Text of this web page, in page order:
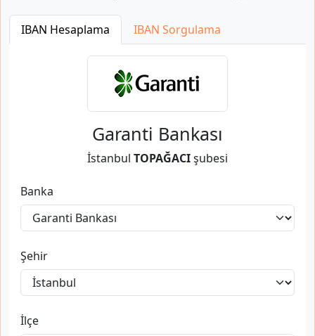
IBAN Hesaplama IBAN Sorgulama
Garanti Bankası
İstanbul TOPAĞACIşubesi
Banka
Şehir
İlçe